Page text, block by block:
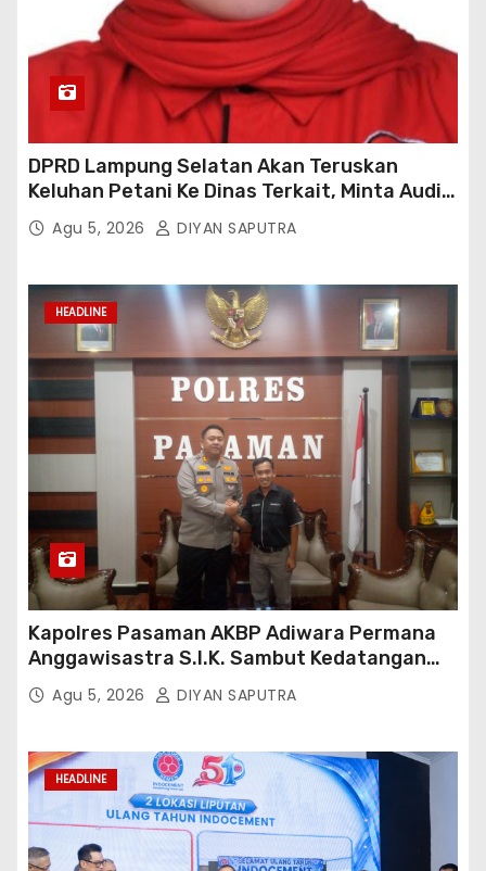
DPRD Lampung Selatan Akan Teruskan
Keluhan Petani Ke Dinas Terkait, Minta Audit
Penyaluran Pupuk Bersubsidi Di Desa Budi
Lestari
Agu 5, 2026 DIYAN SAPUTRA
HEADLINE
Kapolres Pasaman AKBP Adiwara Permana
Anggawisastra S.I.K. Sambut Kedatangan
Kepala Cakrawala Tv Sumatera Barat
Agu 5, 2026 DIYAN SAPUTRA
HEADLINE